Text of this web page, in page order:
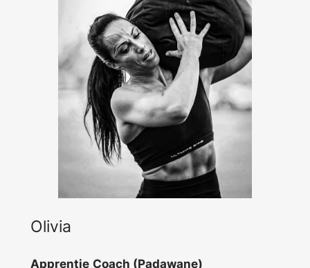
Olivia
Apprentie Coach (Padawane)